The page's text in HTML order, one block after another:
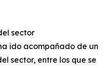
sector
ido acompañado de un
sector, entre los que se